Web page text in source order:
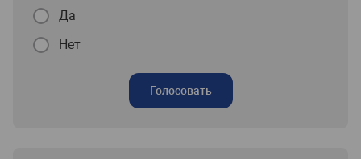
Да
Нет
Голосовать